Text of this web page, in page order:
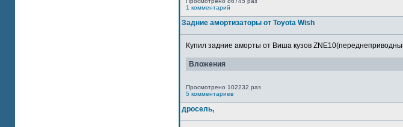
1 комментарий
Задние амортизаторы от Toyota Wish
Купил задние аморты от Виша кузов
Вложения
Просмотрено 102232 раз
5 комментариев
дросель,